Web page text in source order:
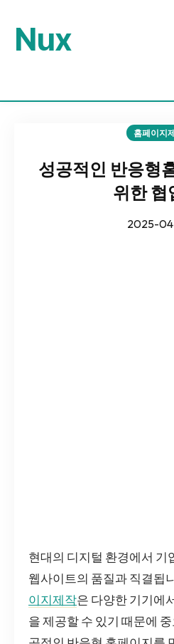
Nux
홈페이지
성공적인 반응형
위한 협
2025-
현대의 디지털 환경에서 기
웹사이트의 품질과 직결됩
이지제작은 다양한 기기에
을 제공할 수 있기 때문에